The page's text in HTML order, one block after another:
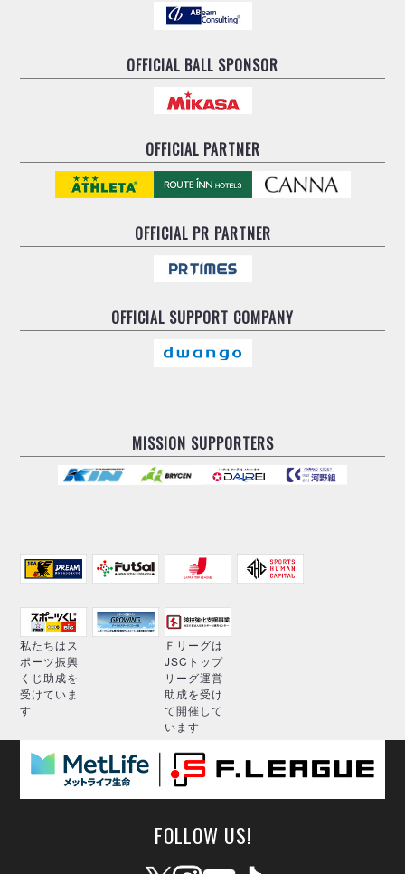
OFFICIAL BALL SPONSOR
OFFICIAL PARTNER
OFFICIALPR PARTNER
OFFICIAL SUPPORT COMPANY
MISSION SUPPORTERS
私たちはス
ポーツ振興
くじ助成を
受けていま
す
Ｆリーグは
JSCトップ
リーグ運営
助成を受け
て開催して
います
FOLLOW US!